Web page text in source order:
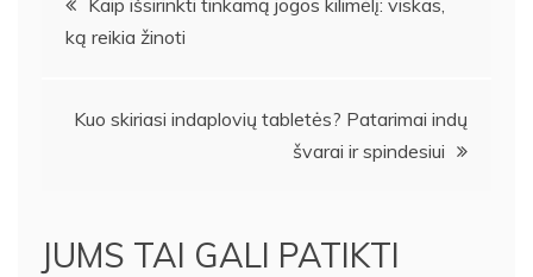
tarp
įrašų
ką reikia žinoti
Kuo skiriasi indaplovių tabletės? Patarimai indų
švarai ir spindesiui
JUMS TAI GALI PATIKTI